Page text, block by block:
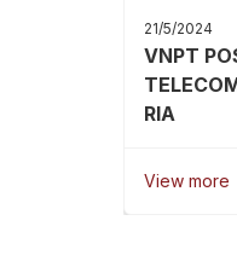
21/5/2024
VNPT
RIA
View more